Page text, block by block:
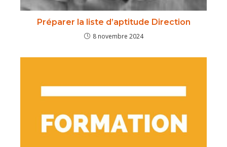
Préparer la liste d’aptitude Direction
8 novembre 2024